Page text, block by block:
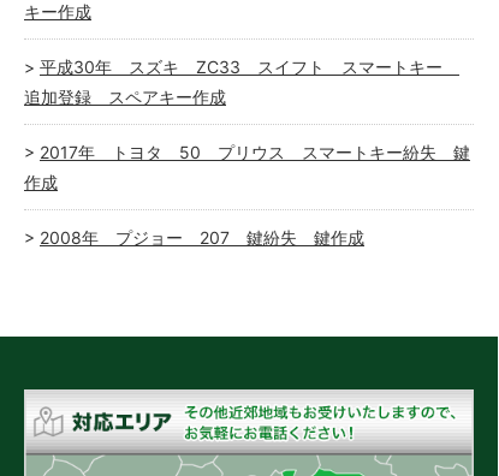
キー作成
平成30年 スズキ ZC33 スイフト スマートキー
追加登録 スペアキー作成
2017年 トヨタ 50 プリウス スマートキー紛失 鍵
作成
2008年 プジョー 207 鍵紛失 鍵作成